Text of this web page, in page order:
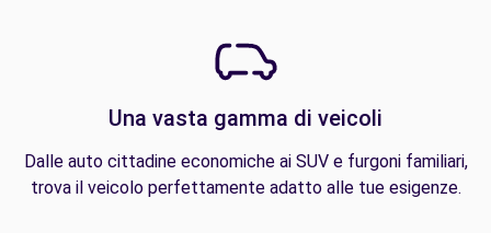
Una vasta gamma di veicoli
Dalle auto cittadine economiche ai SUV e furgoni familiari,
trova il veicolo perfettamente adatto alle tue esigenze.